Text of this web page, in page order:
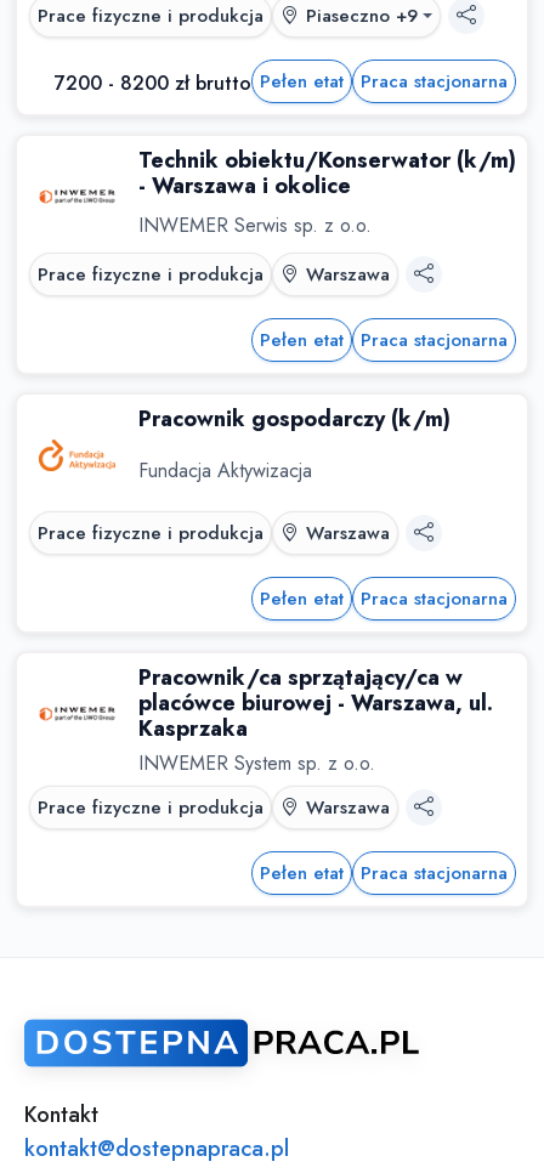
Prace fizyczne i produkcja Piaseczno +9
7200 - 8200 zł brutto Pełen etat Praca stacjonarna
Technik obiektu/Konserwator (k/m)
- Warszawa i okolice
INWEMER Serwis sp. z o.o.
Prace fizyczne i produkcja Warszawa
Pełen etat Praca stacjonarna
Pracownik gospodarczy (k/m)
Fundacja Aktywizacja
Prace fizyczne i produkcja Warszawa
Pełen etat Praca stacjonarna
Pracownik/ca sprzątający/ca w
placówce biurowej - Warszawa, ul.
Kasprzaka
INWEMER System sp. z o.o.
Prace fizyczne i produkcja Warszawa
Pełen etat Praca stacjonarna
Kontakt
kontakt@dostepnapraca.pl